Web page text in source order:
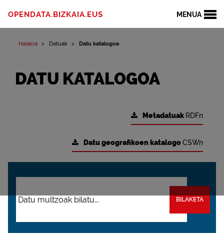
MENUA
OPENDATA.BIZKAIA.EUS
Hasiera Datuak Datu katalogoa
DATU KATALOGOA
Metadatuak RDFn
Datu geografikoen katalogoCSWn
BILAKETA